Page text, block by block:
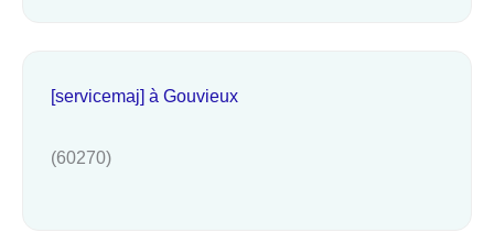
[servicemaj] à Gouvieux
(60270)